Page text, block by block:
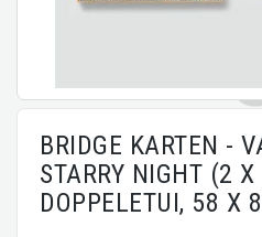
BRIDGE KARTEN -
STARRY NIGHT (2
DOPPELETUI, 58 X